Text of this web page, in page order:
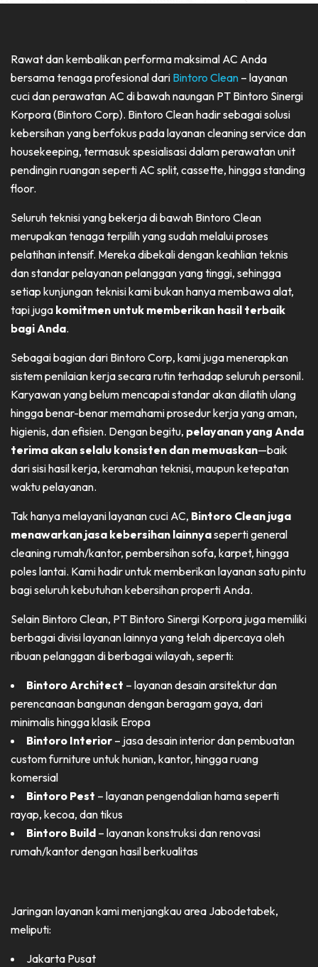
Rawat dan kembalikan performa maksimal AC Anda
bersama tenaga profesional dari Bintoro Clean – layanan
cuci dan perawatan AC di bawah naungan PT Bintoro Sinergi
Korpora (Bintoro Corp). Bintoro Clean hadir sebagai solusi
kebersihan yang berfokus pada layanan cleaning service dan
housekeeping, termasuk spesialisasi dalam perawatan unit
pendingin ruangan seperti AC split, cassette, hingga standing
floor.
Seluruh teknisi yang bekerja di bawah Bintoro Clean
merupakan tenaga terpilih yang sudah melalui proses
pelatihan intensif. Mereka dibekali dengan keahlian teknis
dan standar pelayanan pelanggan yang tinggi, sehingga
setiap kunjungan teknisi kami bukan hanya membawa alat,
tapi juga komitmen untuk memberikan hasil terbaik
bagi Anda.
Sebagai bagian dari Bintoro Corp, kami juga menerapkan
sistem penilaian kerja secara rutin terhadap seluruh personil.
Karyawan yang belum mencapai standar akan dilatih ulang
hingga benar-benar memahami prosedur kerja yang aman,
higienis, dan efisien. Dengan begitu, pelayanan yang Anda
terima akan selalu konsisten dan memuaskan—baik
dari sisi hasil kerja, keramahan teknisi, maupun ketepatan
waktu pelayanan.
Tak hanya melayani layanan cuci AC, Bintoro Clean juga
menawarkan jasa kebersihan lainnyaseperti general
cleaning rumah/kantor, pembersihan sofa, karpet, hingga
poles lantai. Kami hadir untuk memberikan layanan satu pintu
bagi seluruh kebutuhan kebersihan properti Anda.
Selain Bintoro Clean, PT Bintoro Sinergi Korpora juga memiliki
berbagai divisi layanan lainnya yang telah dipercaya oleh
ribuan pelanggan di berbagai wilayah, seperti:
Bintoro Architect – layanan desain arsitektur dan
perencanaan bangunan dengan beragam gaya, dari
minimalis hingga klasik Eropa
Bintoro Interior – jasa desain interior dan pembuatan
custom furniture untuk hunian, kantor, hingga ruang
komersial
Bintoro Pest – layanan pengendalian hama seperti
rayap, kecoa, dan tikus
Bintoro Build – layanan konstruksi dan renovasi
rumah/kantor dengan hasil berkualitas
Jaringan layanan kami menjangkau area Jabodetabek,
meliputi:
Jakarta Pusat